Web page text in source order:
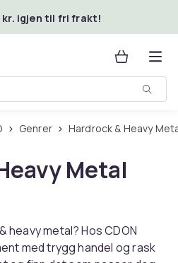
kr. igjen til fri frakt!
Genrer Hardrock & Heavy
Metal
metal? Hos CDON
med trygg handel og rask